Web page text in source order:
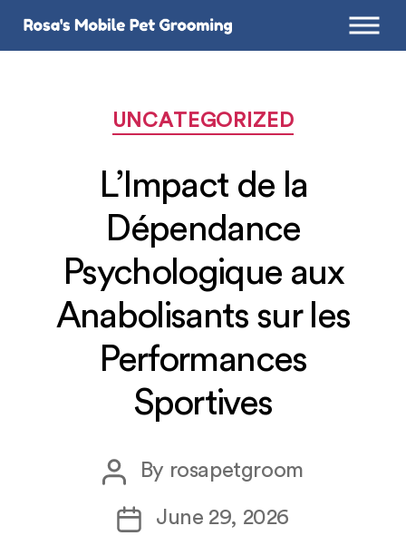
Categories
UNCATEGORIZED
L’Impact de la
Dépendance
Psychologique aux
Anabolisants sur les
Performances
Sportives
Post
author
By rosapetgroom
Post June 29, 2026